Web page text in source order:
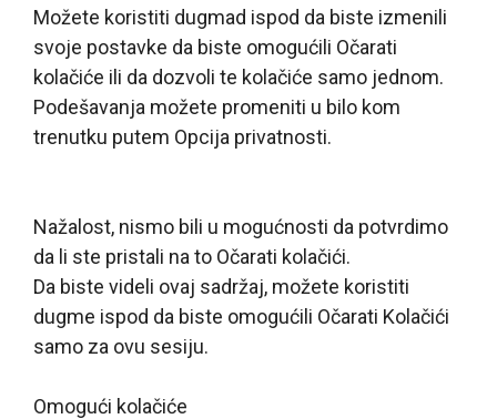
Možete koristiti dugmad ispod da biste izmenili
svoje postavke da biste omogućili Očarati
kolačiće ili da dozvoli te kolačiće samo jednom.
Podešavanja možete promeniti u bilo kom
trenutku putem Opcija privatnosti.
Nažalost, nismo bili u mogućnosti da potvrdimo
da li ste pristali na to Očarati kolačići.
Da biste videli ovaj sadržaj, možete koristiti
dugme ispod da biste omogućili Očarati Kolačići
samo za ovu sesiju.
Omogući kolačiće